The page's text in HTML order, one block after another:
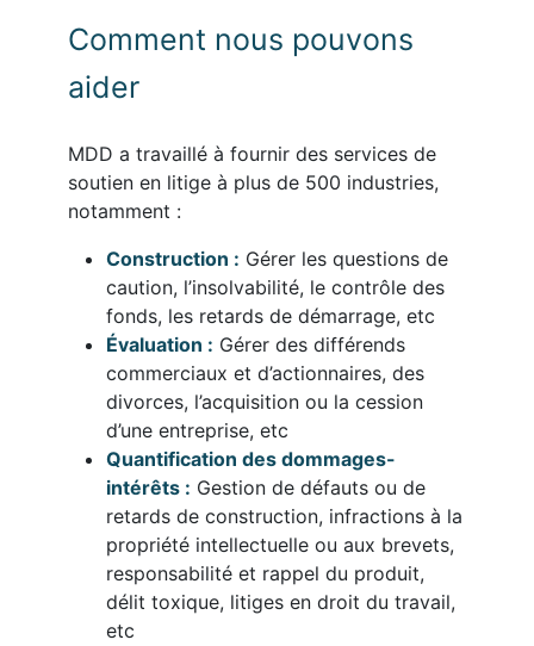
Comment nous pouvons
aider
MDD a travaillé à fournir des services de
soutien en litige à plus de 500 industries,
notamment :
Construction : Gérer les questions de
caution, l’insolvabilité, le contrôle des
fonds, les retards de démarrage, etc
Évaluation : Gérer des différends
commerciaux et d’actionnaires, des
divorces, l’acquisition ou la cession
d’une entreprise, etc
Quantification des dommages-
intérêts : Gestion de défauts ou de
retards de construction, infractions à la
propriété intellectuelle ou aux brevets,
responsabilité et rappel du produit,
délit toxique, litiges en droit du travail,
etc